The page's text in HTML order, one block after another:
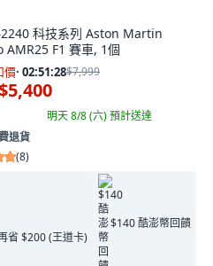
科技系列 Aston Martin
AMR25 F1 賽車, 1個
價· 02:51:27$7,999
明天 8/8 (六)預計送達
退貨
(8)
省 $200 (王道卡)
$140 酷澎幣回饋